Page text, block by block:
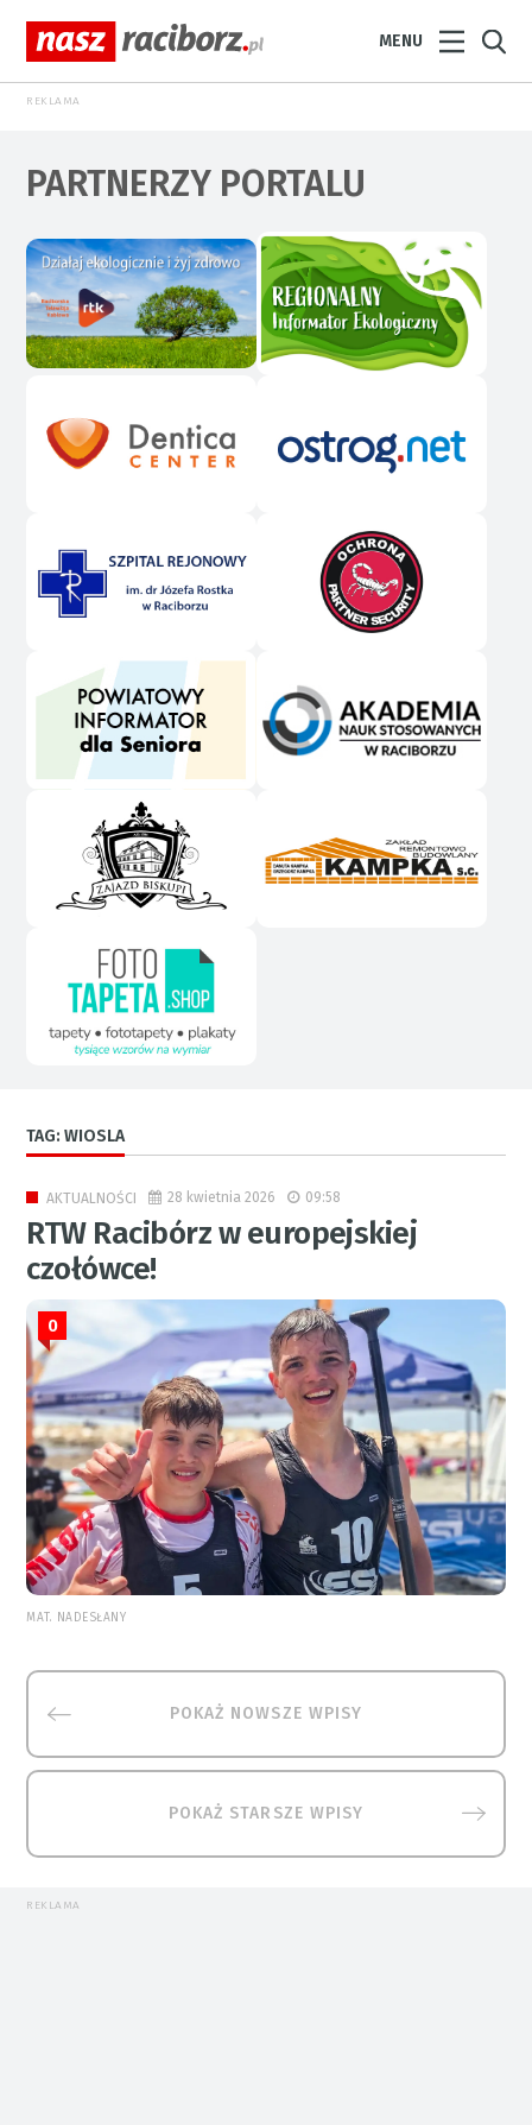
MENU
REKLAMA
PARTNERZY PORTALU
TAG: WIOSLA
AKTUALNOŚCI 28 kwietnia 2026 09:58
RTW Racibórz w europejskiej
czołówce!
0
MAT. NADESŁANY
POKAŻ NOWSZE WPISY
POKAŻ STARSZE WPISY
REKLAMA